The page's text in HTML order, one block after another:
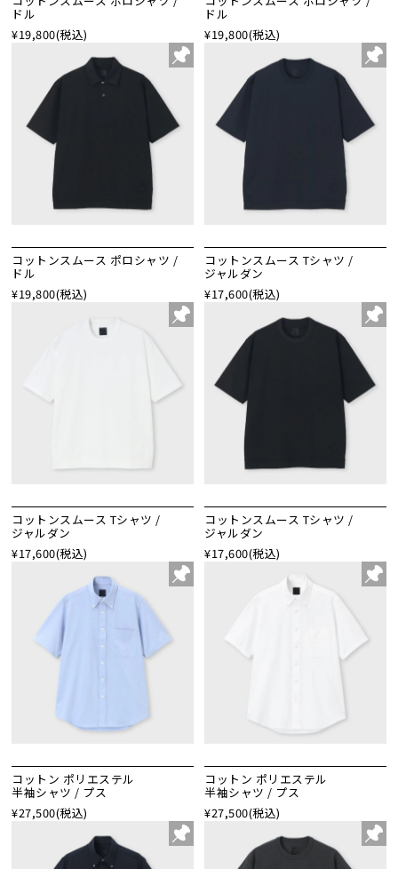
ドル
¥19,800(税込)
ドル
¥19,800(税込)
コットンスムース ポロシャツ /
ドル
¥19,800(税込)
コットンスムース Tシャツ /
ジャルダン
¥17,600(税込)
コットンスムース Tシャツ /
ジャルダン
¥17,600(税込)
コットンスムース Tシャツ /
ジャルダン
¥17,600(税込)
コットン ポリエステル
半袖シャツ / プス
¥27,500(税込)
コットン ポリエステル
半袖シャツ / プス
¥27,500(税込)